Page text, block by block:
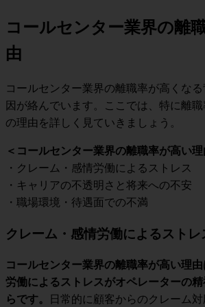
コールセンター業界の離
由
コールセンター業界の離職率が高くな
因が絡んでいます。ここでは、特に離
の理由を詳しく見ていきましょう。
＜コールセンター業界の離職率が高い理
・クレーム・感情労働によるストレス
・キャリアの不透明さと将来への不安
・職場環境・待遇面での不満
クレーム・感情労働によるストレ
コールセンター業界の離職率が高い理
労働によるストレスがオペレーターの
らです。 日常的に顧客からのクレーム